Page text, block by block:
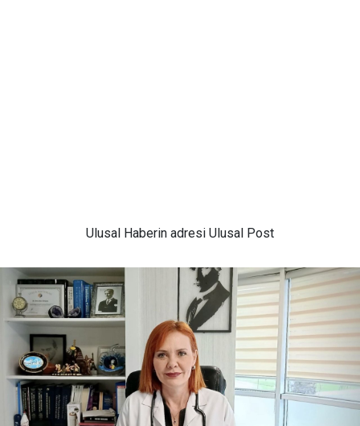
Ulusal Haberin adresi Ulusal Post